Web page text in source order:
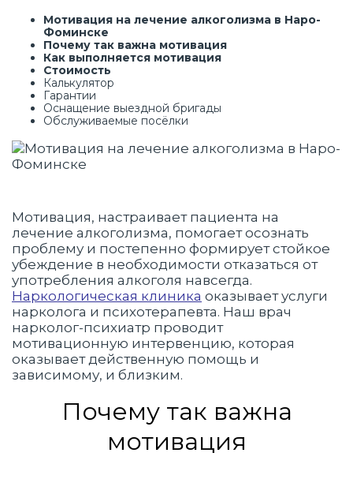
Мотивация на лечение алкоголизма в Наро-
Фоминске
Почему так важна мотивация
Как выполняется мотивация
Стоимость
Калькулятор
Гарантии
Оснащение выездной бригады
Обслуживаемые посёлки
Мотивация, настраивает пациента на
лечение алкоголизма, помогает осознать
проблему и постепенно формирует стойкое
убеждение в необходимости отказаться от
употребления алкоголя навсегда.
Наркологическая клиника оказывает услуги
нарколога и психотерапевта. Наш врач
нарколог-психиатр проводит
мотивационную интервенцию, которая
оказывает действенную помощь и
зависимому, и близким.
Почему так важна
мотивация